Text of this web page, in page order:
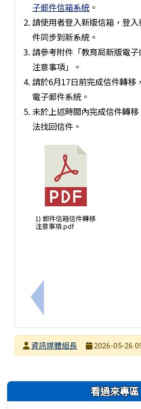
上一筆：【轉知】國立臺南
子郵件信箱系統 。
請使用者登入新版信箱，登
件同步到新系統。
請參考附件「教育局新版電
注意事項」。
請於6月17日前完成信件轉移
電子郵件系統。
未於上述時間內完成信件轉
法找回信件。
1) 郵件信箱信件轉移
注意事項.pdf
發布者
資訊媒體組長
2026-05-26
左邊區域內容 看過來專區